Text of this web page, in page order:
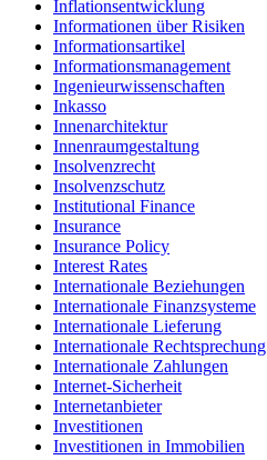
Inflationsentwicklung
Informationen über Risiken
Informationsartikel
Informationsmanagement
Ingenieurwissenschaften
Inkasso
Innenarchitektur
Innenraumgestaltung
Insolvenzrecht
Insolvenzschutz
Institutional Finance
Insurance
Insurance Policy
Interest Rates
Internationale Beziehungen
Internationale Finanzsysteme
Internationale Lieferung
Internationale Rechtsprechung
Internationale Zahlungen
Internet-Sicherheit
Internetanbieter
Investitionen
Investitionen in Immobilien